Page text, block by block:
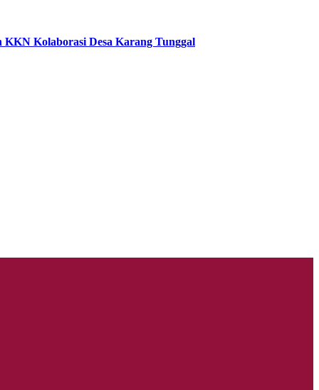
Kolaborasi Desa Karang Tunggal